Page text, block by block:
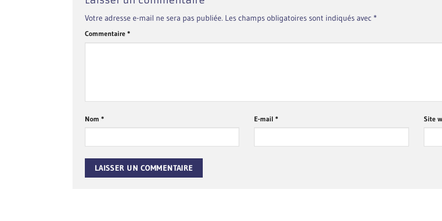
Votre adresse e-mail ne sera pas publiée. Les champs obligatoires sont indiqués avec *
Commentaire *
Nom * E-mail* Site